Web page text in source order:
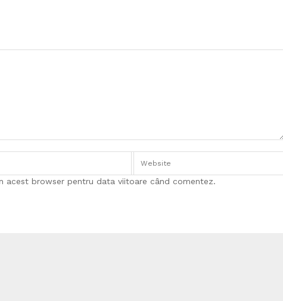
acest browser pentru data viitoare când comentez.